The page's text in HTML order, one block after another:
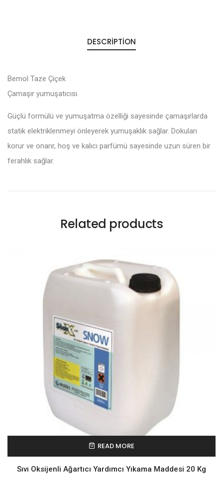
DESCRIPTION
Bemol Taze Çiçek
Çamaşır yumuşatıcısı.
Güçlü formülü ve yumuşatma özelliği sayesinde çamaşırlarda
statik elektriklenmeyi önleyerek yumuşaklık sağlar. Dokuları
korur ve onarır, hoş ve kalıcı parfümü sayesinde uzun süren bir
ferahlık sağlar.
Related products
READ MORE
Sıvı Oksijenli Ağartıcı Yardımcı Yıkama Maddesi 20 Kg